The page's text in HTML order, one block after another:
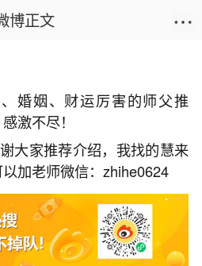
的亲人痛苦的样子
02 15:44:43 6 6 赞
博正文
姻、财运厉害的师父推
激不尽！
大家推荐介绍，我找的慧来
加老师微信：zhihe0624